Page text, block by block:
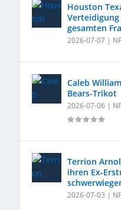
Houston
gesamten
2026-07-07 |
Caleb
Bears-Trikot
2026-07-06 |
Terrion
ihren
2026-07-03 |